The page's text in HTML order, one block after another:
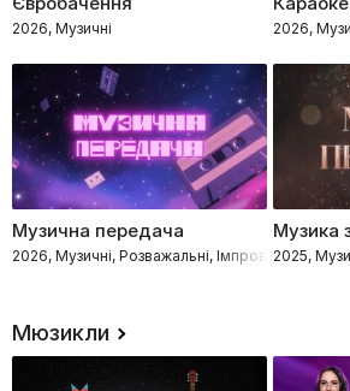
2026, Музичні 2026,
Музична передача
2026, Музичні, Розважальні, Імпровізація,
Музика
2025,
Мюзикли